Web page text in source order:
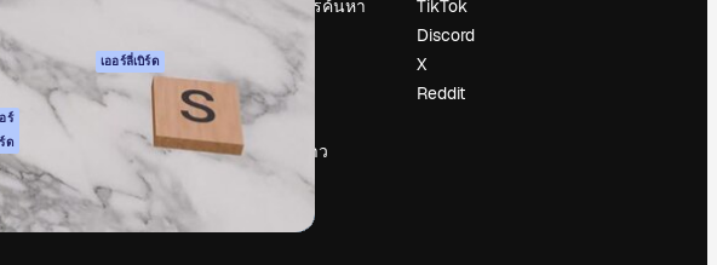
ร์
ด
ต้นฉบับ
เออร์ลี่เบิร์ด
นโยบายคุกกี้
ศูนย์ความน่าเชื่อถือ
ธุรกิจ
แนวโน้มการค้นหา
บล็อก
Slidesgo
ขายเนื้อหา
ห้องแถลงข่าว
กำลังมองหา
TikTok
Discord
X
Reddit